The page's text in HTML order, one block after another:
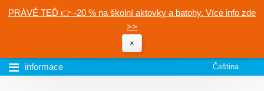
PRÁVĚ TEĎ 👉 -20 % na školní aktovky a batohy. Více info zde
>>
×
informace Čeština